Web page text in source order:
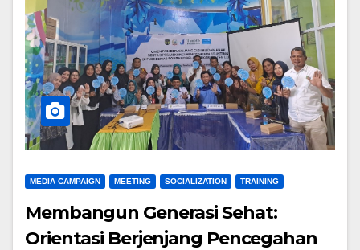
MEDIA CAMPAIGN MEETING SOCIALIZATION TRAINING
Membangun Generasi Sehat:
Orientasi Berjenjang Pencegahan